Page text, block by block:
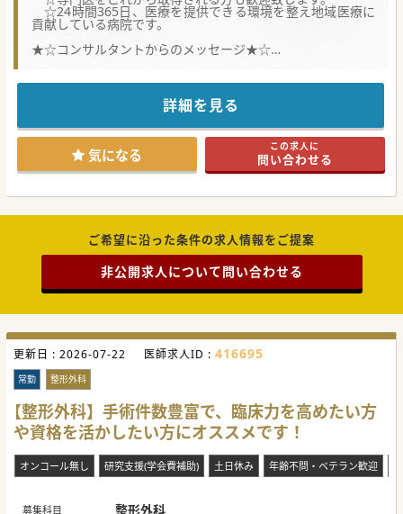
☆24時間365日、医療を提供できる環境を整え地域医療に
貢献している病院です。
★☆コンサルタントからのメッセージ★☆
小郡市にある100床規模の病院です。心カテ可能な先生大歓
専門医研修施設ですので、これから専門医を取得しようと考
#秋入職可
詳細を見る
気になる この求人に
問い合わせる
ご希望に沿った条件の求人情報をご提案
非公開求人について問い合わせる
更新日 : 2026-07-22 医師求人ID : 416695
常勤 整形外科
【整形外科】手術件数豊富で、臨床力を高めたい方
や資格を活かしたい方にオススメです！
オンコール無し 研究支援(学会費補助) 土日休み 年齢不問・ベテラン歓迎
募集科目 整形外科